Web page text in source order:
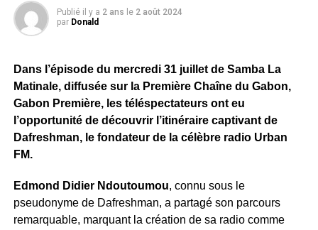
Publié il y a 2 ans le 2 août 2024
par Donald
Dans l’épisode du mercredi 31 juillet de Samba La
Matinale, diffusée sur la Première Chaîne du Gabon,
Gabon Première, les téléspectateurs ont eu
l’opportunité de découvrir l’itinéraire captivant de
Dafreshman, le fondateur de la célèbre radio Urban
FM.
Edmond Didier Ndoutoumou, connu sous le
pseudonyme de Dafreshman, a partagé son parcours
remarquable, marquant la création de sa radio comme